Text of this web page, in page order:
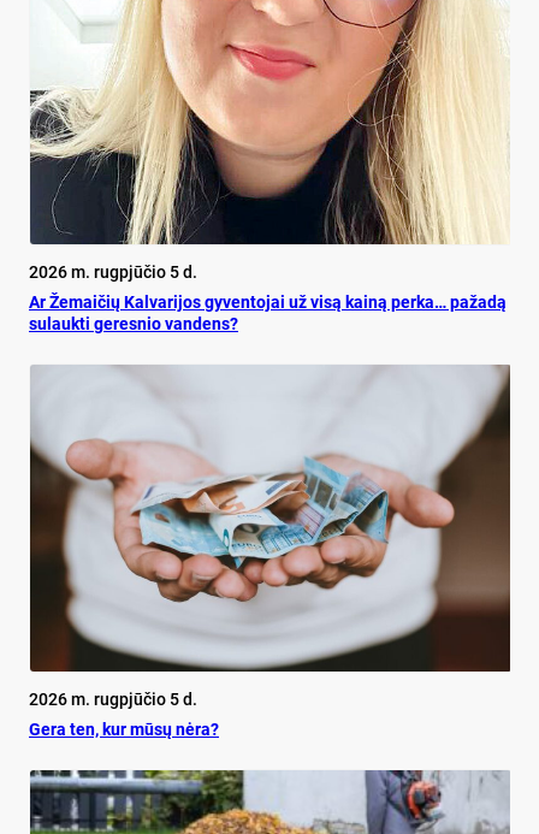
2026 m. rugpjūčio 5 d.
Ar Že­mai­čių Kal­va­ri­jos gy­ven­to­jai už vi­są kai­ną per­ka… pa­ža­dą
su­lauk­ti ge­res­nio van­dens?
2026 m. rugpjūčio 5 d.
Ge­ra ten, kur mū­sų nė­ra?